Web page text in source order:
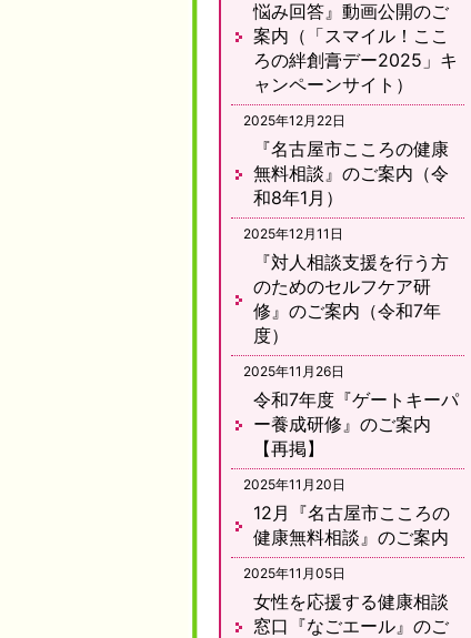
悩み回答』動画公開のご
案内（「スマイル！ここ
ろの絆創膏デー2025」キ
ャンペーンサイト）
2025年12月22日
『名古屋市こころの健康
無料相談』のご案内（令
和8年1月）
2025年12月11日
『対人相談支援を行う方
のためのセルフケア研
修』のご案内（令和7年
度）
2025年11月26日
令和7年度『ゲートキーパ
ー養成研修』のご案内
【再掲】
2025年11月20日
12月『名古屋市こころの
健康無料相談』のご案内
2025年11月05日
女性を応援する健康相談
窓口『なごエール』のご